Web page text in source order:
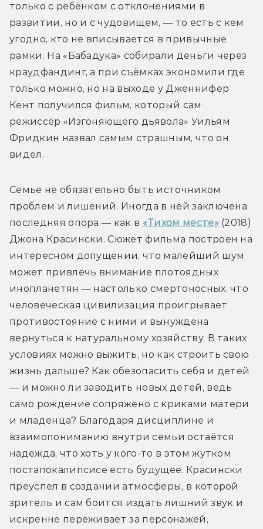
только с ребёнком с отклонениями в
развитии, но и с чудовищем, — то есть с кем
угодно, кто не вписывается в привычные
рамки. На «Бабадука» собирали деньги через
краудфандинг, а при съёмках экономили где
только можно, но на выходе у Дженнифер
Кент получился фильм, который сам
режиссёр «Изгоняющего дьявола» Уильям
Фридкин назвал самым страшным, что он
видел.
Семье не обязательно быть источником
проблем и лишений. Иногда в ней заключена
последняя опора — как в «Тихом месте» (2018)
Джона Красински. Сюжет фильма построен на
интересном допущении, что малейший шум
может привлечь внимание плотоядных
инопланетян — настолько смертоносных, что
человеческая цивилизация проигрывает
противостояние с ними и вынуждена
вернуться к натуральному хозяйству. В таких
условиях можно выжить, но как строить свою
жизнь дальше? Как обезопасить себя и детей
— и можно ли заводить новых детей, ведь
само рождение сопряжено с криками матери
и младенца? Благодаря дисциплине и
взаимопониманию внутри семьи остаётся
надежда, что хоть у кого-то в этом жутком
постапокалипсисе есть будущее. Красински
преуспел в создании атмосферы, в которой
зритель и сам боится издать лишний звук и
искренне переживает за персонажей,